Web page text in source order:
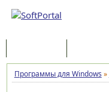
Программы для Windows »